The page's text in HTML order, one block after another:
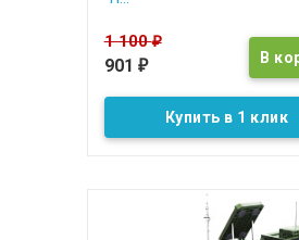
1 100₽
901 ₽
Купить в 1 клик